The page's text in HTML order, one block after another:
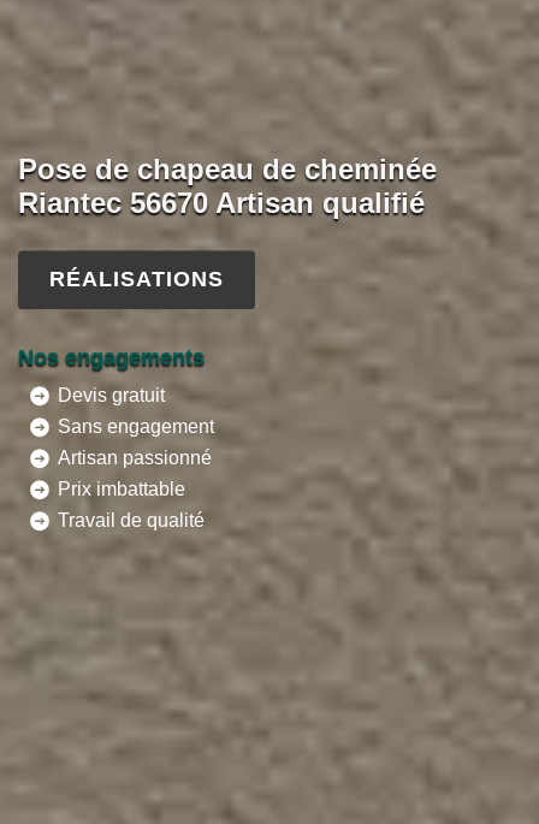
Pose de chapeau de cheminée
Riantec 56670 Artisan qualifié
RÉALISATIONS
Nos engagements
Devis gratuit
Sans engagement
Artisan passionné
Prix imbattable
Travail de qualité